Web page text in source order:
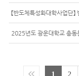
【반도체특성화대학사업단
2025년도 광운대학교 총동
1 2